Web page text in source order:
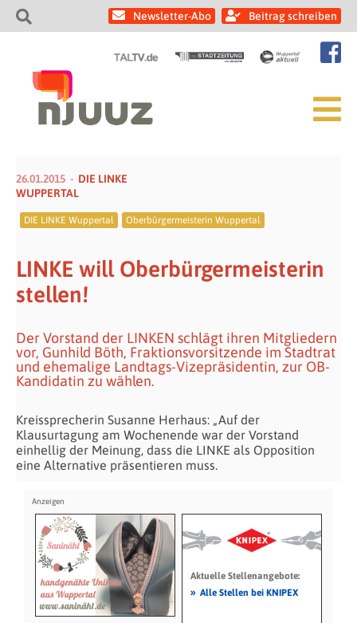
Newsletter-Abo Beitrag schreiben
26.01.2015
DIE LINKE
WUPPERTAL
DIE LINKE Wuppertal Oberbürgermeisterin Wuppertal
LINKE will Oberbürgermeisterin
stellen!
Der Vorstand der LINKEN schlägt ihren Mitgliedern
vor, Gunhild Böth, Fraktionsvorsitzende im Stadtrat
und ehemalige Landtags-Vizepräsidentin, zur OB-
Kandidatin zu wählen.
Kreissprecherin Susanne Herhaus: „Auf der
Klausurtagung am Wochenende war der Vorstand
einhellig der Meinung, dass die LINKE als Opposition
eine Alternative präsentieren muss.
Aktuelle Stellenangebote:
» Alle Stellen bei KNIPEX